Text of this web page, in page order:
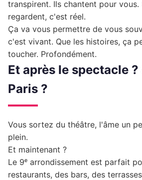
transpirent. Ils chantent pour
regardent, c'est réel.
Ça va vous permettre de vous
c'est vivant. Que les histoires, ça
toucher. Profondément.
Et après le spectacle ?
Paris ?
Vous sortez du théâtre, l'âme un
plein.
Et maintenant ?
Le 9ᵉ arrondissement est parfait
restaurants, des bars, des